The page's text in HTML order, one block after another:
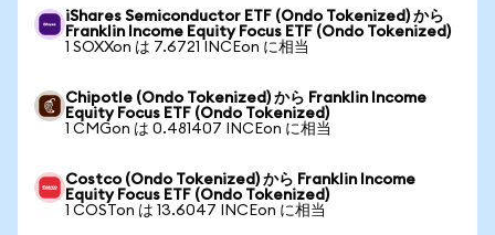
iShares Semiconductor ETF (Ondo Tokenized) から
Franklin Income Equity Focus ETF (Ondo Tokenized)
1 SOXXon は 7.6721 INCEon に相当
Chipotle (Ondo Tokenized) から Franklin Income
Equity Focus ETF (Ondo Tokenized)
1 CMGon は 0.481407 INCEon に相当
Costco (Ondo Tokenized) から Franklin Income
Equity Focus ETF (Ondo Tokenized)
1 COSTon は 13.6047 INCEon に相当